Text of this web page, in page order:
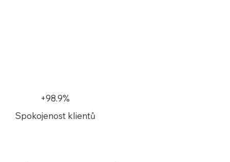
+98.9%
Spokojenost klientů